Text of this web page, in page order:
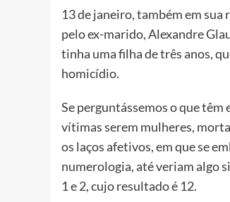
13 de janeiro, também em sua
pelo ex-marido, Alexandre
tinha uma filha de três anos,
homicídio.
Se perguntássemos o que têm
vítimas serem mulheres,
os laços afetivos, em que se
numerologia, até veriam algo
1 e 2, cujo resultado é 12.